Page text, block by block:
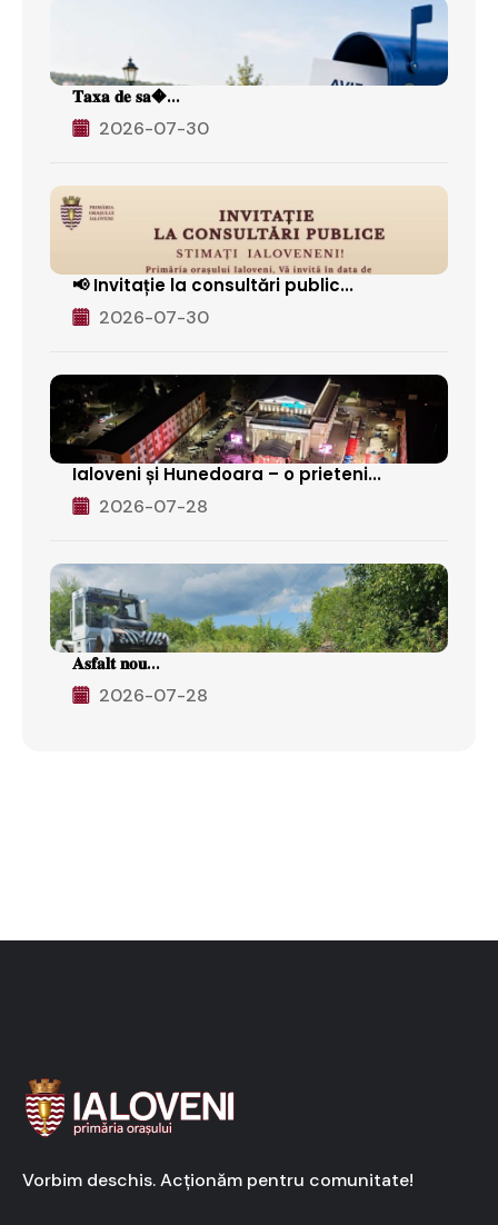
𝐓𝐚𝐱𝐚 𝐝𝐞 𝐬𝐚�...
2026-07-30
📢 Invitație la consultări public...
2026-07-30
Ialoveni și Hunedoara – o prieteni...
2026-07-28
𝐀𝐬𝐟𝐚𝐥𝐭 𝐧𝐨𝐮...
2026-07-28
Vorbim deschis. Acționăm pentru comunitate!